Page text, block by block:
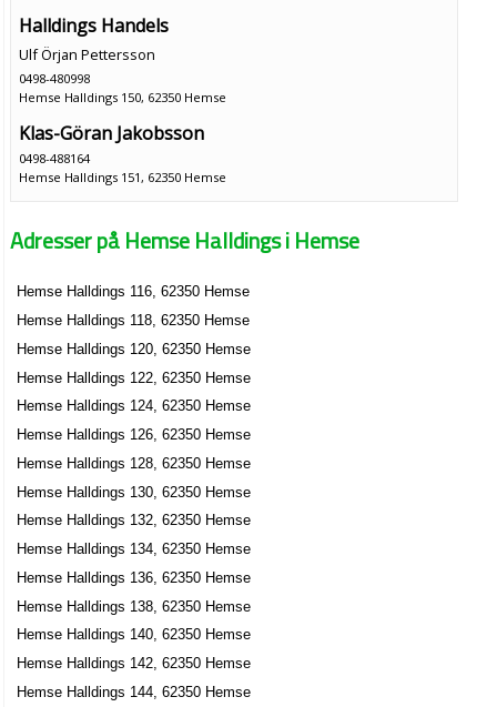
Halldings Handels
Ulf Örjan Pettersson
0498-480998
Hemse Halldings 150, 62350 Hemse
Klas-Göran Jakobsson
0498-488164
Hemse Halldings 151, 62350 Hemse
Adresser på Hemse Halldings i Hemse
Hemse Halldings 116, 62350 Hemse
Hemse Halldings 118, 62350 Hemse
Hemse Halldings 120, 62350 Hemse
Hemse Halldings 122, 62350 Hemse
Hemse Halldings 124, 62350 Hemse
Hemse Halldings 126, 62350 Hemse
Hemse Halldings 128, 62350 Hemse
Hemse Halldings 130, 62350 Hemse
Hemse Halldings 132, 62350 Hemse
Hemse Halldings 134, 62350 Hemse
Hemse Halldings 136, 62350 Hemse
Hemse Halldings 138, 62350 Hemse
Hemse Halldings 140, 62350 Hemse
Hemse Halldings 142, 62350 Hemse
Hemse Halldings 144, 62350 Hemse